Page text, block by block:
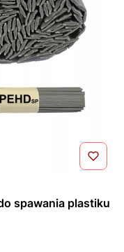
spawania plastiku